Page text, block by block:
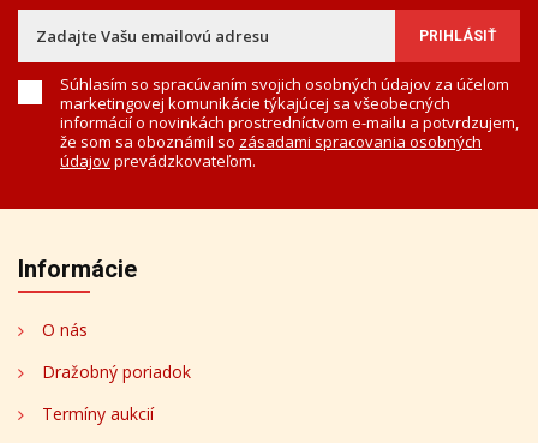
Súhlasím so spracúvaním svojich osobných údajov za účelom
marketingovej komunikácie týkajúcej sa všeobecných
informácií o novinkách prostredníctvom e-mailu a potvrdzujem,
že som sa oboznámil so zásadami spracovania osobných
údajovprevádzkovateľom.
Informácie
O nás
Dražobný poriadok
Termíny aukcií